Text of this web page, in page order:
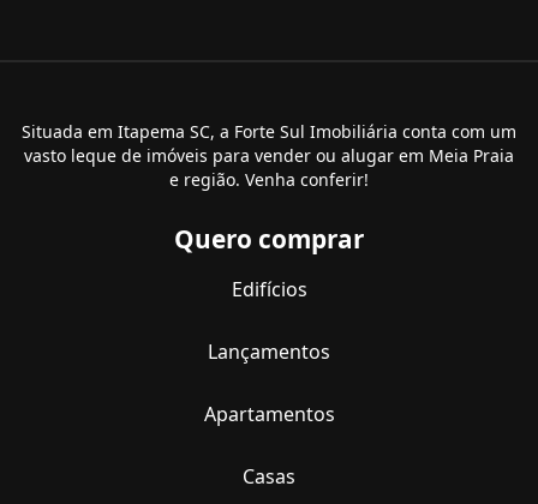
Situada em Itapema SC, a Forte Sul Imobiliária conta com um
vasto leque de imóveis para vender ou alugar em Meia Praia
e região. Venha conferir!
Quero comprar
Edifícios
Lançamentos
Apartamentos
Casas